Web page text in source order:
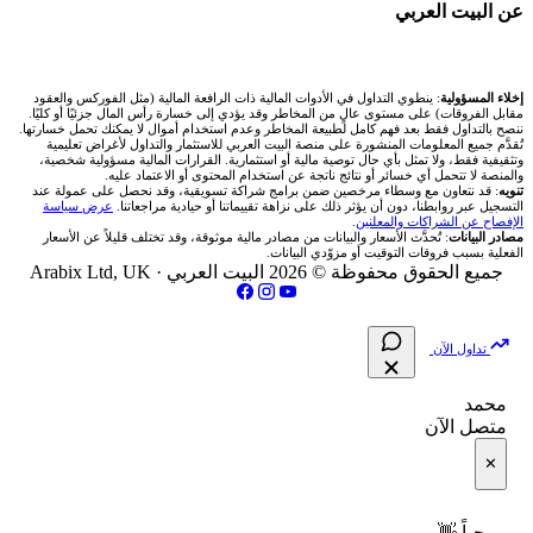
انتراكتيف بروكرز IBKR
شركات تداول في فلسطين
شركات تداول في مصر
🇶🇦 بورصة قطر
🇧🇭 بورصة البحرين
🇴🇲 بورصة مسقط
🇵🇸 بورصة فلسطين
📋 جميع الأسهم
🕌 الأسهم الحلال
📌 حاسبة النقاط المحورية
📏 حاسبة حجم المركز
🔄 حاسبة تكلفة السواب
📈 حاسبة عائد التداول
📊 حاسبة الربح التراكمي
🧮 حاسبة متوسط سعر السهم
🌐 المؤشرات العالمية
🥇 أسعار الذهب والمعادن
💱 أسعار العملات والفوركس
💵 سعر الريال السعودي في مصر
📅 المؤشرات الاقتصادية
عن البيت العربي
من نحن
تواصل معنا
فريق المؤلفين
مقالات تعليمية
سياسة تقييم الشركات
شركات التداول النصابة
الإبلاغ عن شركة نصابة
إخلاء المسؤولية: ينطوي التداول في الأدوات المالية ذات الرافعة المالية (مثل الفوركس والعقود
مقابل الفروقات) على مستوى عالٍ من المخاطر وقد يؤدي إلى خسارة رأس المال جزئيًا أو كليًا.
ننصح بالتداول فقط بعد فهم كامل لطبيعة المخاطر وعدم استخدام أموال لا يمكنك تحمل خسارتها.
تُقدَّم جميع المعلومات المنشورة على منصة البيت العربي للاستثمار والتداول لأغراض تعليمية
وتثقيفية فقط، ولا تمثل بأي حال توصية مالية أو استثمارية. القرارات المالية مسؤولية شخصية،
والمنصة لا تتحمل أي خسائر أو نتائج ناتجة عن استخدام المحتوى أو الاعتماد عليه.
تنويه: قد نتعاون مع وسطاء مرخصين ضمن برامج شراكة تسويقية، وقد نحصل على عمولة عند
التسجيل عبر روابطنا، دون أن يؤثر ذلك على نزاهة تقييماتنا أو حيادية مراجعاتنا. عرض سياسة
الإفصاح عن الشراكات والمعلنين
مصادر البيانات: تُحدَّث الأسعار والبيانات من مصادر مالية موثوقة، وقد تختلف قليلاً عن الأسعار
الفعلية بسبب فروقات التوقيت أو مزوّدي البيانات.
جميع الحقوق محفوظة © 2026 البيت العربي · Arabix Ltd, UK
تداول الآن
محمد
متصل الآن
✕